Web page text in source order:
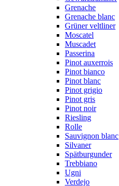
Grenache
Grenache blanc
Grüner veltliner
Moscatel
Muscadet
Passerina
Pinot auxerrois
Pinot bianco
Pinot blanc
Pinot grigio
Pinot gris
Pinot noir
Riesling
Rolle
Sauvignon blanc
Silvaner
Spätburgunder
Trebbiano
Ugni
Verdejo